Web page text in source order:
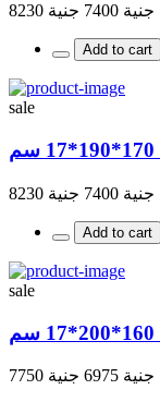
جنية 7400 جنية 8230
Add to cart
sale
جنية 7400 جنية 8230
Add to cart
sale
جنية 6975 جنية 7750